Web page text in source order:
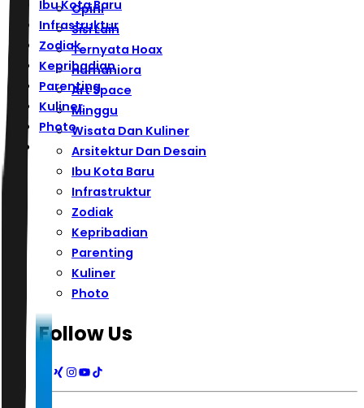
Ibu Kota Baru
Infrastruktur
Zodiak
Kepribadian
Parenting
Kuliner
Photo
Opini
Sisi Lain
Ternyata Hoax
Humaniora
Art Space
Minggu
Wisata Dan Kuliner
Arsitektur Dan Desain
Ibu Kota Baru
Infrastruktur
Zodiak
Kepribadian
Parenting
Kuliner
Photo
Follow Us